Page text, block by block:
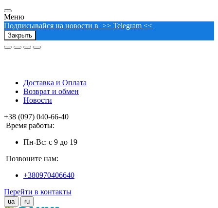
Меню
Подписывайся на новости в >> Telegram <<
Закрыть
Доставка и Оплата
Возврат и обмен
Новости
+38 (097) 040-66-40
Время работы:
Пн-Вс: с 9 до 19
Позвоните нам:
+380970406640
Перейти в контакты
ua ru